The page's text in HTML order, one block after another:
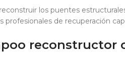
los puentes
de recuperación
reconstructor